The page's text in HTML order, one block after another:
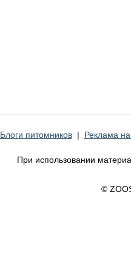
Блоги питомников| Реклама
При использовании
©